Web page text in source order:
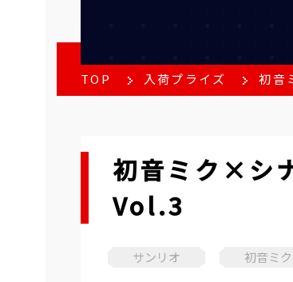
TOP 入荷プライズ 初音
初音ミク×シ
Vol.3
サンリオ 初音ミク